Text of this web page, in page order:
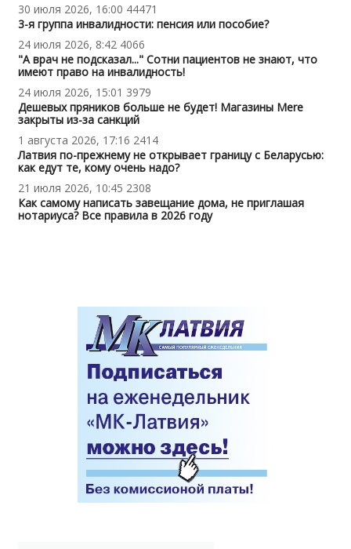
30 июля 2026, 16:00 44471
3-я группа инвалидности: пенсия или пособие?
24 июля 2026, 8:42 4066
"А врач не подсказал..." Сотни пациентов не знают, что
имеют право на инвалидность!
24 июля 2026, 15:01 3979
Дешевых пряников больше не будет! Магазины Mere
закрыты из-за санкций
1 августа 2026, 17:16 2414
Латвия по-прежнему не открывает границу с Беларусью:
как едут те, кому очень надо?
21 июля 2026, 10:45 2308
Как самому написать завещание дома, не приглашая
нотариуса? Все правила в 2026 году